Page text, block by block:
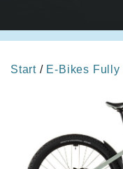
Start / E-Bikes Fully